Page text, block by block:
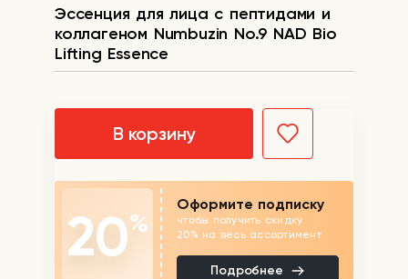
Эссенция для лица с пептидами и
коллагеном Numbuzin No.9 NAD Bio
Lifting Essence
В корзину
20%
Оформите подписку
чтобы получить скидку
20% на весь ассортимент
Подробнее